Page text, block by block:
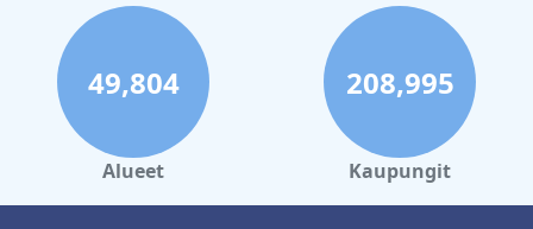
49,804
Alueet
208,995
Kaupungit